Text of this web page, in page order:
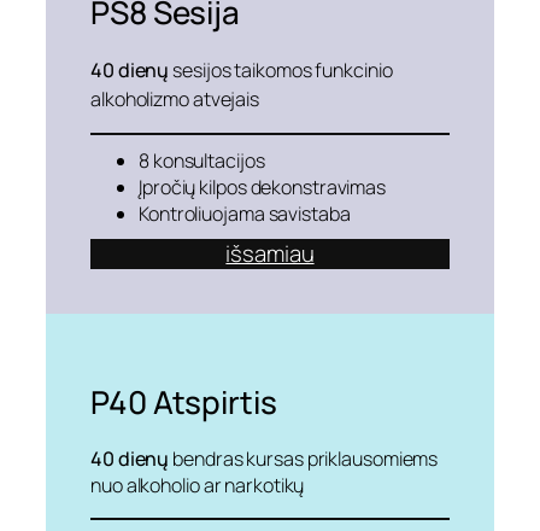
PS8Sesija
40 dienų sesijos taikomos funkcinio
alkoholizmo atvejais
8 konsultacijos
Įpročių kilpos dekonstravimas
Kontroliuojama savistaba
išsamiau
P40Atspirtis
40 dienų bendras kursas priklausomiems
nuo alkoholio ar narkotikų